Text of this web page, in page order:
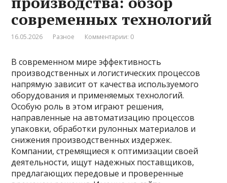
современных технологий
16.05.2026 Разное Комментарии: 0
В современном мире эффективность
производственных и логистических процессов
напрямую зависит от качества используемого
оборудования и применяемых технологий.
Особую роль в этом играют решения,
направленные на автоматизацию процессов
упаковки, обработки рулонных материалов и
снижения производственных издержек.
Компании, стремящиеся к оптимизации своей
деятельности, ищут надежных поставщиков,
предлагающих передовые и проверенные